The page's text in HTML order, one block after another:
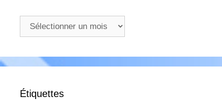
Archives
Étiquettes